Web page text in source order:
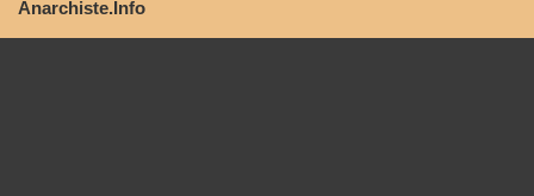
Anarchiste.Info